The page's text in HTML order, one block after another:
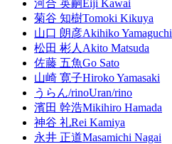
河合 英嗣Eiji Kawai
菊谷 知樹Tomoki Kikuya
山口 朗彦Akihiko Yamaguchi
松田 彬人 Akito Matsuda
佐藤 五魚Go Sato
山崎 寛子Hiroko Yamasaki
うらん/rinoUran/rino
濱田 幹浩Mikihiro Hamada
神谷 礼Rei Kamiya
永井 正道Masamichi Nagai